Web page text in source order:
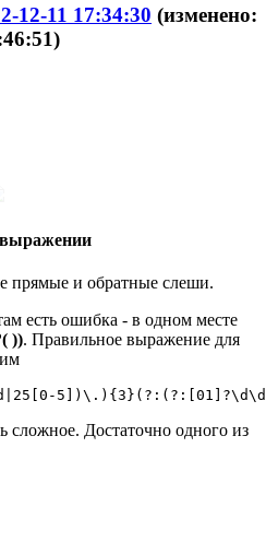
12-11 17:34:30 (изменено:
прямые и обратные слеши.
есть ошибка - в одном месте
)). Правильное выражение для
сложное. Достаточно одного из